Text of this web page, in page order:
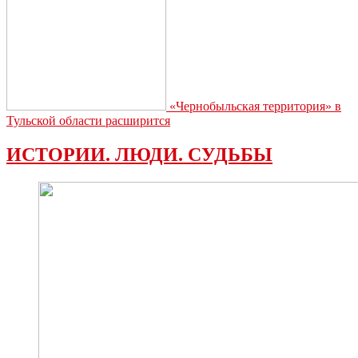
«Чернобыльская территория» в
Тульской области расширится
ИСТОРИИ. ЛЮДИ. СУДЬБЫ